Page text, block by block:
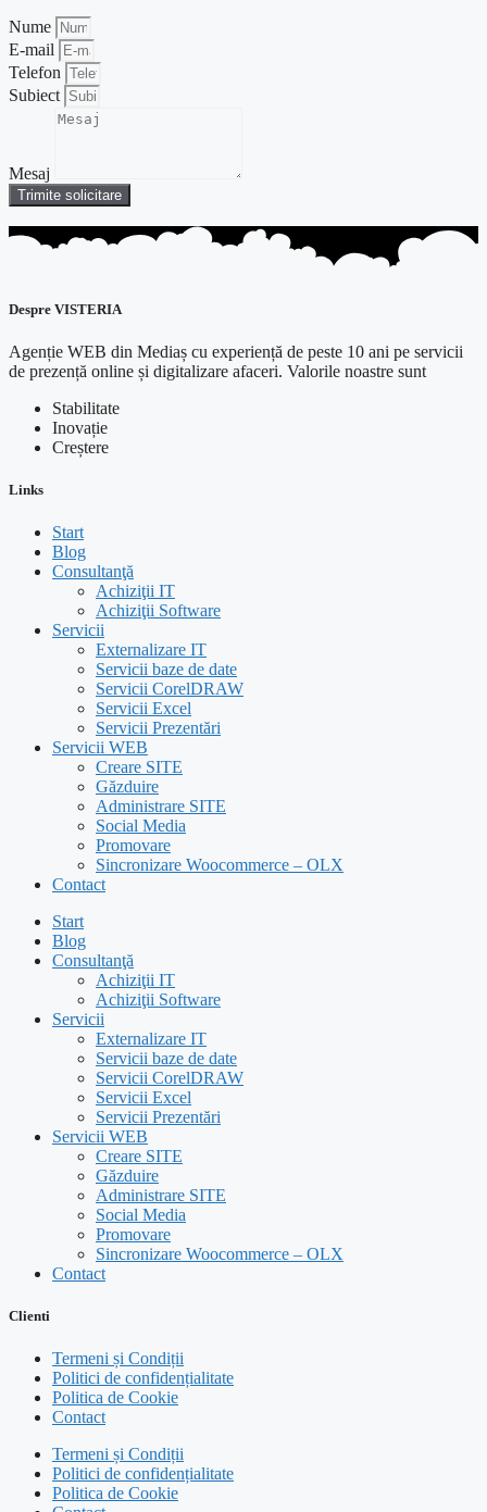
Nume
E-mail
Telefon
Subiect
Mesaj
Trimite solicitare
Despre VISTERIA
Agenție WEB din Mediaș cu experiență de peste 10 ani pe servicii
de prezență online și digitalizare afaceri. Valorile noastre sunt
Stabilitate
Inovație
Creștere
Links
Start
Blog
Consultanţă
Achiziţii IT
Achiziţii Software
Servicii
Externalizare IT
Servicii baze de date
Servicii CorelDRAW
Servicii Excel
Servicii Prezentări
Servicii WEB
Creare SITE
Găzduire
Administrare SITE
Social Media
Promovare
Sincronizare Woocommerce – OLX
Contact
Start
Blog
Consultanţă
Achiziţii IT
Achiziţii Software
Servicii
Externalizare IT
Servicii baze de date
Servicii CorelDRAW
Servicii Excel
Servicii Prezentări
Servicii WEB
Creare SITE
Găzduire
Administrare SITE
Social Media
Promovare
Sincronizare Woocommerce – OLX
Contact
Clienti
Termeni și Condiții
Politici de confidențialitate
Politica de Cookie
Contact
Termeni și Condiții
Politici de confidențialitate
Politica de Cookie